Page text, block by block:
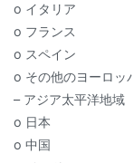
o イタリア
o フランス
o スペイン
o その他のヨーロッ
– アジア太平洋地域
o 日本
o 中国